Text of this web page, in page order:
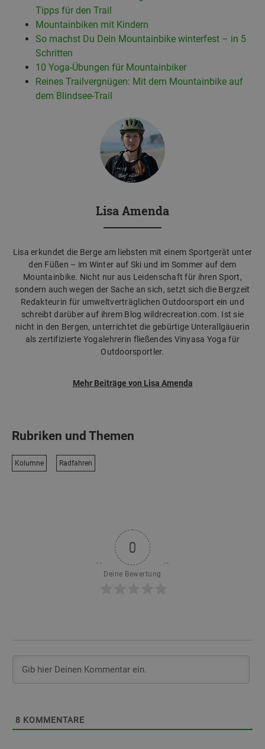
Tipps für den Trail
Mountainbiken mit Kindern
So machst Du Dein Mountainbike winterfest – in 5
Schritten
10 Yoga-Übungen für Mountainbiker
Reines Trailvergnügen: Mit dem Mountainbike auf
dem Blindsee-Trail
Lisa Amenda
Lisa erkundet die Berge am liebsten mit einem Sportgerät unter
den Füßen – im Winter auf Ski und im Sommer auf dem
Mountainbike. Nicht nur aus Leidenschaft für ihren Sport,
sondern auch wegen der Sache an sich, setzt sich die Bergzeit
Redakteurin für umweltverträglichen Outdoorsport ein und
schreibt darüber auf ihrem Blog wildrecreation.com. Ist sie
nicht in den Bergen, unterrichtet die gebürtige Unterallgäuerin
als zertifizierte Yogalehrerin fließendes Vinyasa Yoga für
Outdoorsportler.
Mehr Beiträge von Lisa Amenda
Rubriken und Themen
Kolumne Radfahren
0
Deine Bewertung
8 KOMMENTARE